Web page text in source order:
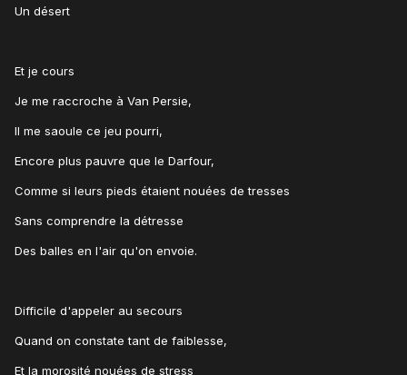
Un désert
Et je cours
Je me raccroche à Van Persie,
Il me saoule ce jeu pourri,
Encore plus pauvre que le Darfour,
Comme si leurs pieds étaient nouées de tresses
Sans comprendre la détresse
Des balles en l'air qu'on envoie.
Difficile d'appeler au secours
Quand on constate tant de faiblesse,
Et la morosité nouées de stress